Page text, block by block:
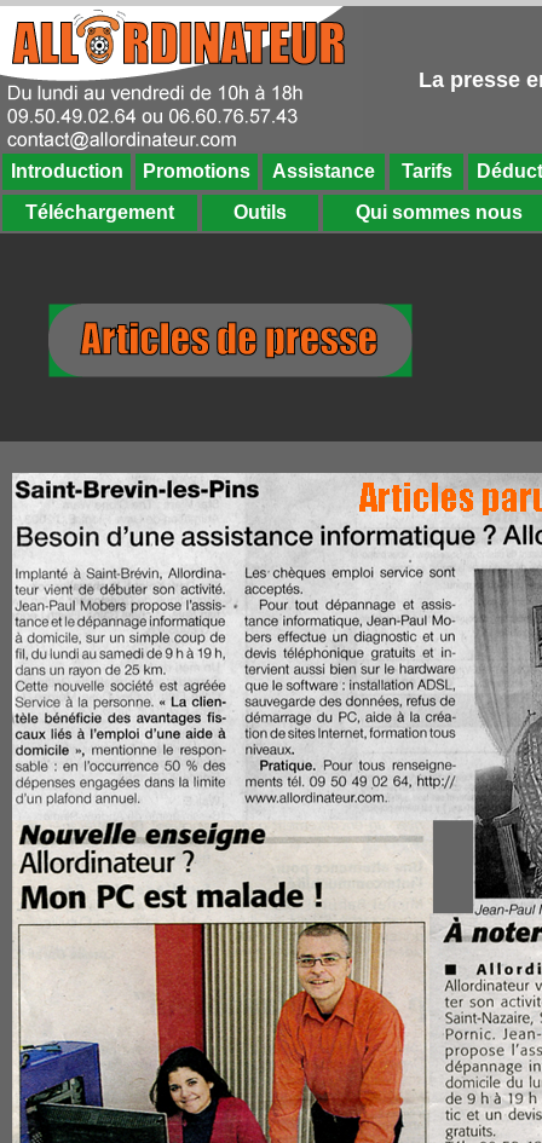
La presse
Introduction Promotions Assistance Tarifs
Téléchargement
Outils Qui sommes nous